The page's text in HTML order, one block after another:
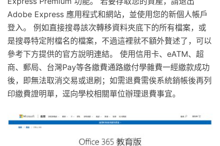
Adobe Express 應用程式和網站，並使用您的新個人帳戶
登入。 例如直接搜尋該次轉移資料夾底下的所有檔案，或
是搜尋特定附檔名的檔案，不過這裡就不額外贅述了，可以
參考下方提供的官方說明連結。 使用信用卡、eATM、超
商、郵局、台灣Pay等各繳費通路繳付學雜費一經繳款成功
後，即無法取消交易或退刷；如需退費需俟系統銷帳後再列
印繳費證明單，逕向學校相關單位辦理退費事宜。